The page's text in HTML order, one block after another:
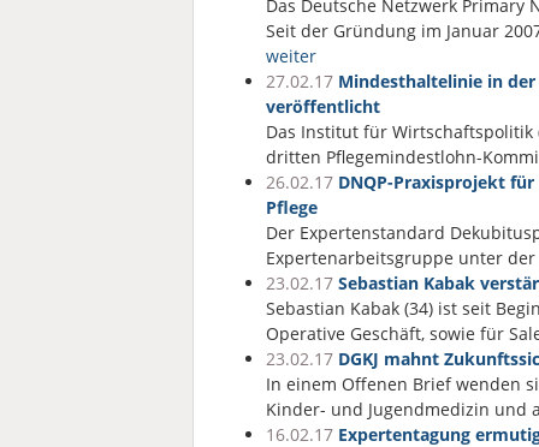
Das Deutsche Netzwerk Primary
Seit der Gründung im Januar
weiter
27.02.17 Mindesthaltelinie in
veröffentlicht
Das Institut für
dritten Pflegemindestlohn-
26.02.17 DNQP-Praxisprojekt
Pflege
Der Expertenstandard
Expertenarbeitsgruppe unter
23.02.17 Sebastian Kabak
Sebastian Kabak (34) ist seit
Operative Geschäft, sowie für
23.02.17 DGKJ mahnt
In einem Offenen Brief wenden
Kinder- und Jugendmedizin
16.02.17 Expertentagung